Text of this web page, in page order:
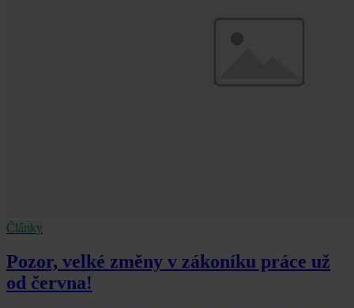
Články
Pozor, velké změny v zákoníku práce už
od června!